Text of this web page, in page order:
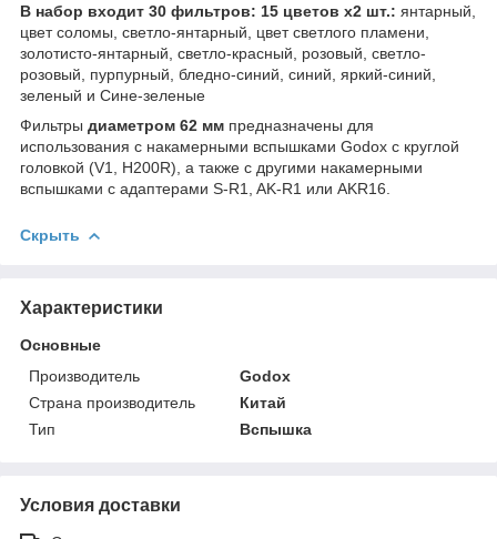
В набор входит 30 фильтров: 15 цветов х2 шт.: янтарный,
цвет соломы, светло-янтарный, цвет светлого пламени,
золотисто-янтарный, светло-красный, розовый, светло-
розовый, пурпурный, бледно-синий, синий, яркий-синий,
зеленый и Сине-зеленые
Фильтры диаметром 62 мм предназначены для
использования с накамерными вспышками Godox с круглой
головкой (V1, H200R), а также с другими накамерными
вспышками с адаптерами S-R1, AK-R1 или AKR16.
Скрыть
Характеристики
Основные
Производитель
Godox
Страна производитель
Китай
Тип
Вспышка
Условия доставки